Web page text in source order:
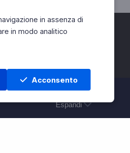
in assenza di
in modo analitico
Acconsento